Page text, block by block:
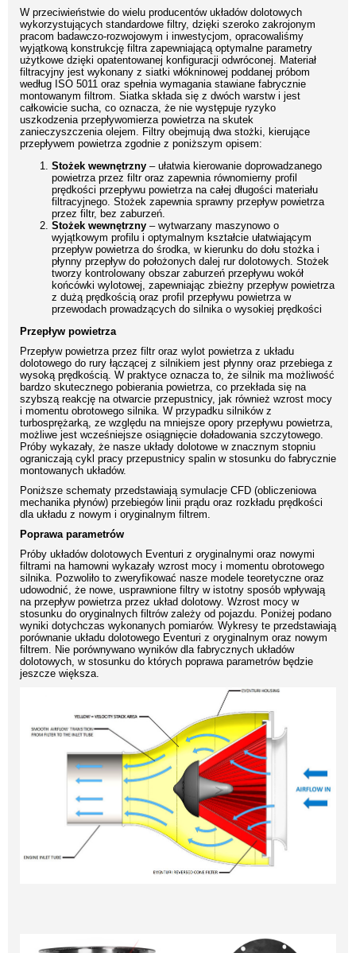
W przeciwieństwie do wielu producentów układów dolotowych
wykorzystujących standardowe filtry, dzięki szeroko zakrojonym
pracom badawczo-rozwojowym i inwestycjom, opracowaliśmy
wyjątkową konstrukcję filtra zapewniającą optymalne parametry
użytkowe dzięki opatentowanej konfiguracji odwróconej. Materiał
filtracyjny jest wykonany z siatki włókninowej poddanej próbom
według ISO 5011 oraz spełnia wymagania stawiane fabrycznie
montowanym filtrom. Siatka składa się z dwóch warstw i jest
całkowicie sucha, co oznacza, że nie występuje ryzyko
uszkodzenia przepływomierza powietrza na skutek
zanieczyszczenia olejem. Filtry obejmują dwa stożki, kierujące
przepływem powietrza zgodnie z poniższym opisem:
Stożek wewnętrzny – ułatwia kierowanie doprowadzanego
powietrza przez filtr oraz zapewnia równomierny profil
prędkości przepływu powietrza na całej długości materiału
filtracyjnego. Stożek zapewnia sprawny przepływ powietrza
przez filtr, bez zaburzeń.
Stożek wewnętrzny – wytwarzany maszynowo o
wyjątkowym profilu i optymalnym kształcie ułatwiającym
przepływ powietrza do środka, w kierunku do dołu stożka i
płynny przepływ do położonych dalej rur dolotowych. Stożek
tworzy kontrolowany obszar zaburzeń przepływu wokół
końcówki wylotowej, zapewniając zbieżny przepływ powietrza
z dużą prędkością oraz profil przepływu powietrza w
przewodach prowadzących do silnika o wysokiej prędkości
Przepływ powietrza
Przepływ powietrza przez filtr oraz wylot powietrza z układu
dolotowego do rury łączącej z silnikiem jest płynny oraz przebiega z
wysoką prędkością. W praktyce oznacza to, że silnik ma możliwość
bardzo skutecznego pobierania powietrza, co przekłada się na
szybszą reakcję na otwarcie przepustnicy, jak również wzrost mocy
i momentu obrotowego silnika. W przypadku silników z
turbosprężarką, ze względu na mniejsze opory przepływu powietrza,
możliwe jest wcześniejsze osiągnięcie doładowania szczytowego.
Próby wykazały, że nasze układy dolotowe w znacznym stopniu
ograniczają cykl pracy przepustnicy spalin w stosunku do fabrycznie
montowanych układów.
Poniższe schematy przedstawiają symulacje CFD (obliczeniowa
mechanika płynów) przebiegów linii prądu oraz rozkładu prędkości
dla układu z nowym i oryginalnym filtrem.
Poprawa parametrów
Próby układów dolotowych Eventuri z oryginalnymi oraz nowymi
filtrami na hamowni wykazały wzrost mocy i momentu obrotowego
silnika. Pozwoliło to zweryfikować nasze modele teoretyczne oraz
udowodnić, że nowe, usprawnione filtry w istotny sposób wpływają
na przepływ powietrza przez układ dolotowy. Wzrost mocy w
stosunku do oryginalnych filtrów zależy od pojazdu. Poniżej podano
wyniki dotychczas wykonanych pomiarów. Wykresy te przedstawiają
porównanie układu dolotowego Eventuri z oryginalnym oraz nowym
filtrem. Nie porównywano wyników dla fabrycznych układów
dolotowych, w stosunku do których poprawa parametrów będzie
jeszcze większa.